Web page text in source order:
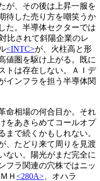
が、その後は上昇一服を
待した売り方を嘲笑うか
た。半導体セクターでは
比されて斜陽企業のレ
<INTC>が、火柱高と形
値圏を駆け上がる。既に
トは存在しない。ＡＩデ
インフラを担う半導体関
命相場の何合目か。それ
をあきらめてコールオプ
まで続くかもしれない。
、たどり来て周りを見渡
ない。陽光がまだ完全に
フラ関連の穴株ではニッ
Ｈ <280A> 、オハラ